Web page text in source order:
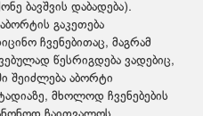
ბავშვის დაბადება).
გაკეთება
ჩვენებითაც, მაგრამ
წესრიგდება ვადებიც,
შეიძლება აბორტი
მხოლოდ ჩვენებების